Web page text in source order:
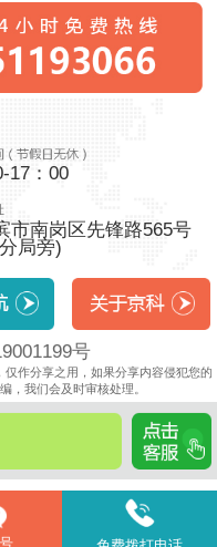
17：00
市南岗区先锋路565号
局旁)
号
作分享之用，如果分享内容侵犯您的
，我们会及时审核处理。